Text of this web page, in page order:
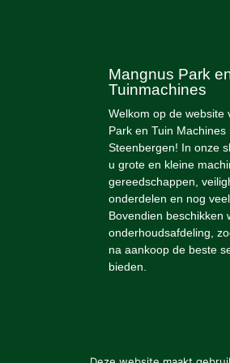
Mangnus Park
Tuinmachines
Welkom op de website
Park en Tuin Machines
Steenbergen! In onze
u grote en kleine
gereedschappen,
onderdelen en nog
Bovendien beschikken
onderhoudsafdeling,
na aankoop de beste
bieden.